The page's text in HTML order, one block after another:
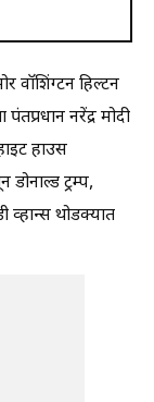
वॉशिंग्टन हिल्टन
नरेंद्र मोदी
हाउस
डोनाल्ड ट्रम्प,
व्हान्स थोडक्यात